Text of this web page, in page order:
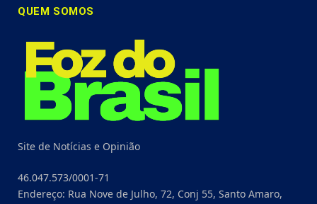
QUEM SOMOS
Site de Notícias e Opinião
46.047.573/0001-71
Endereço: Rua Nove de Julho, 72, Conj 55, Santo Amaro,